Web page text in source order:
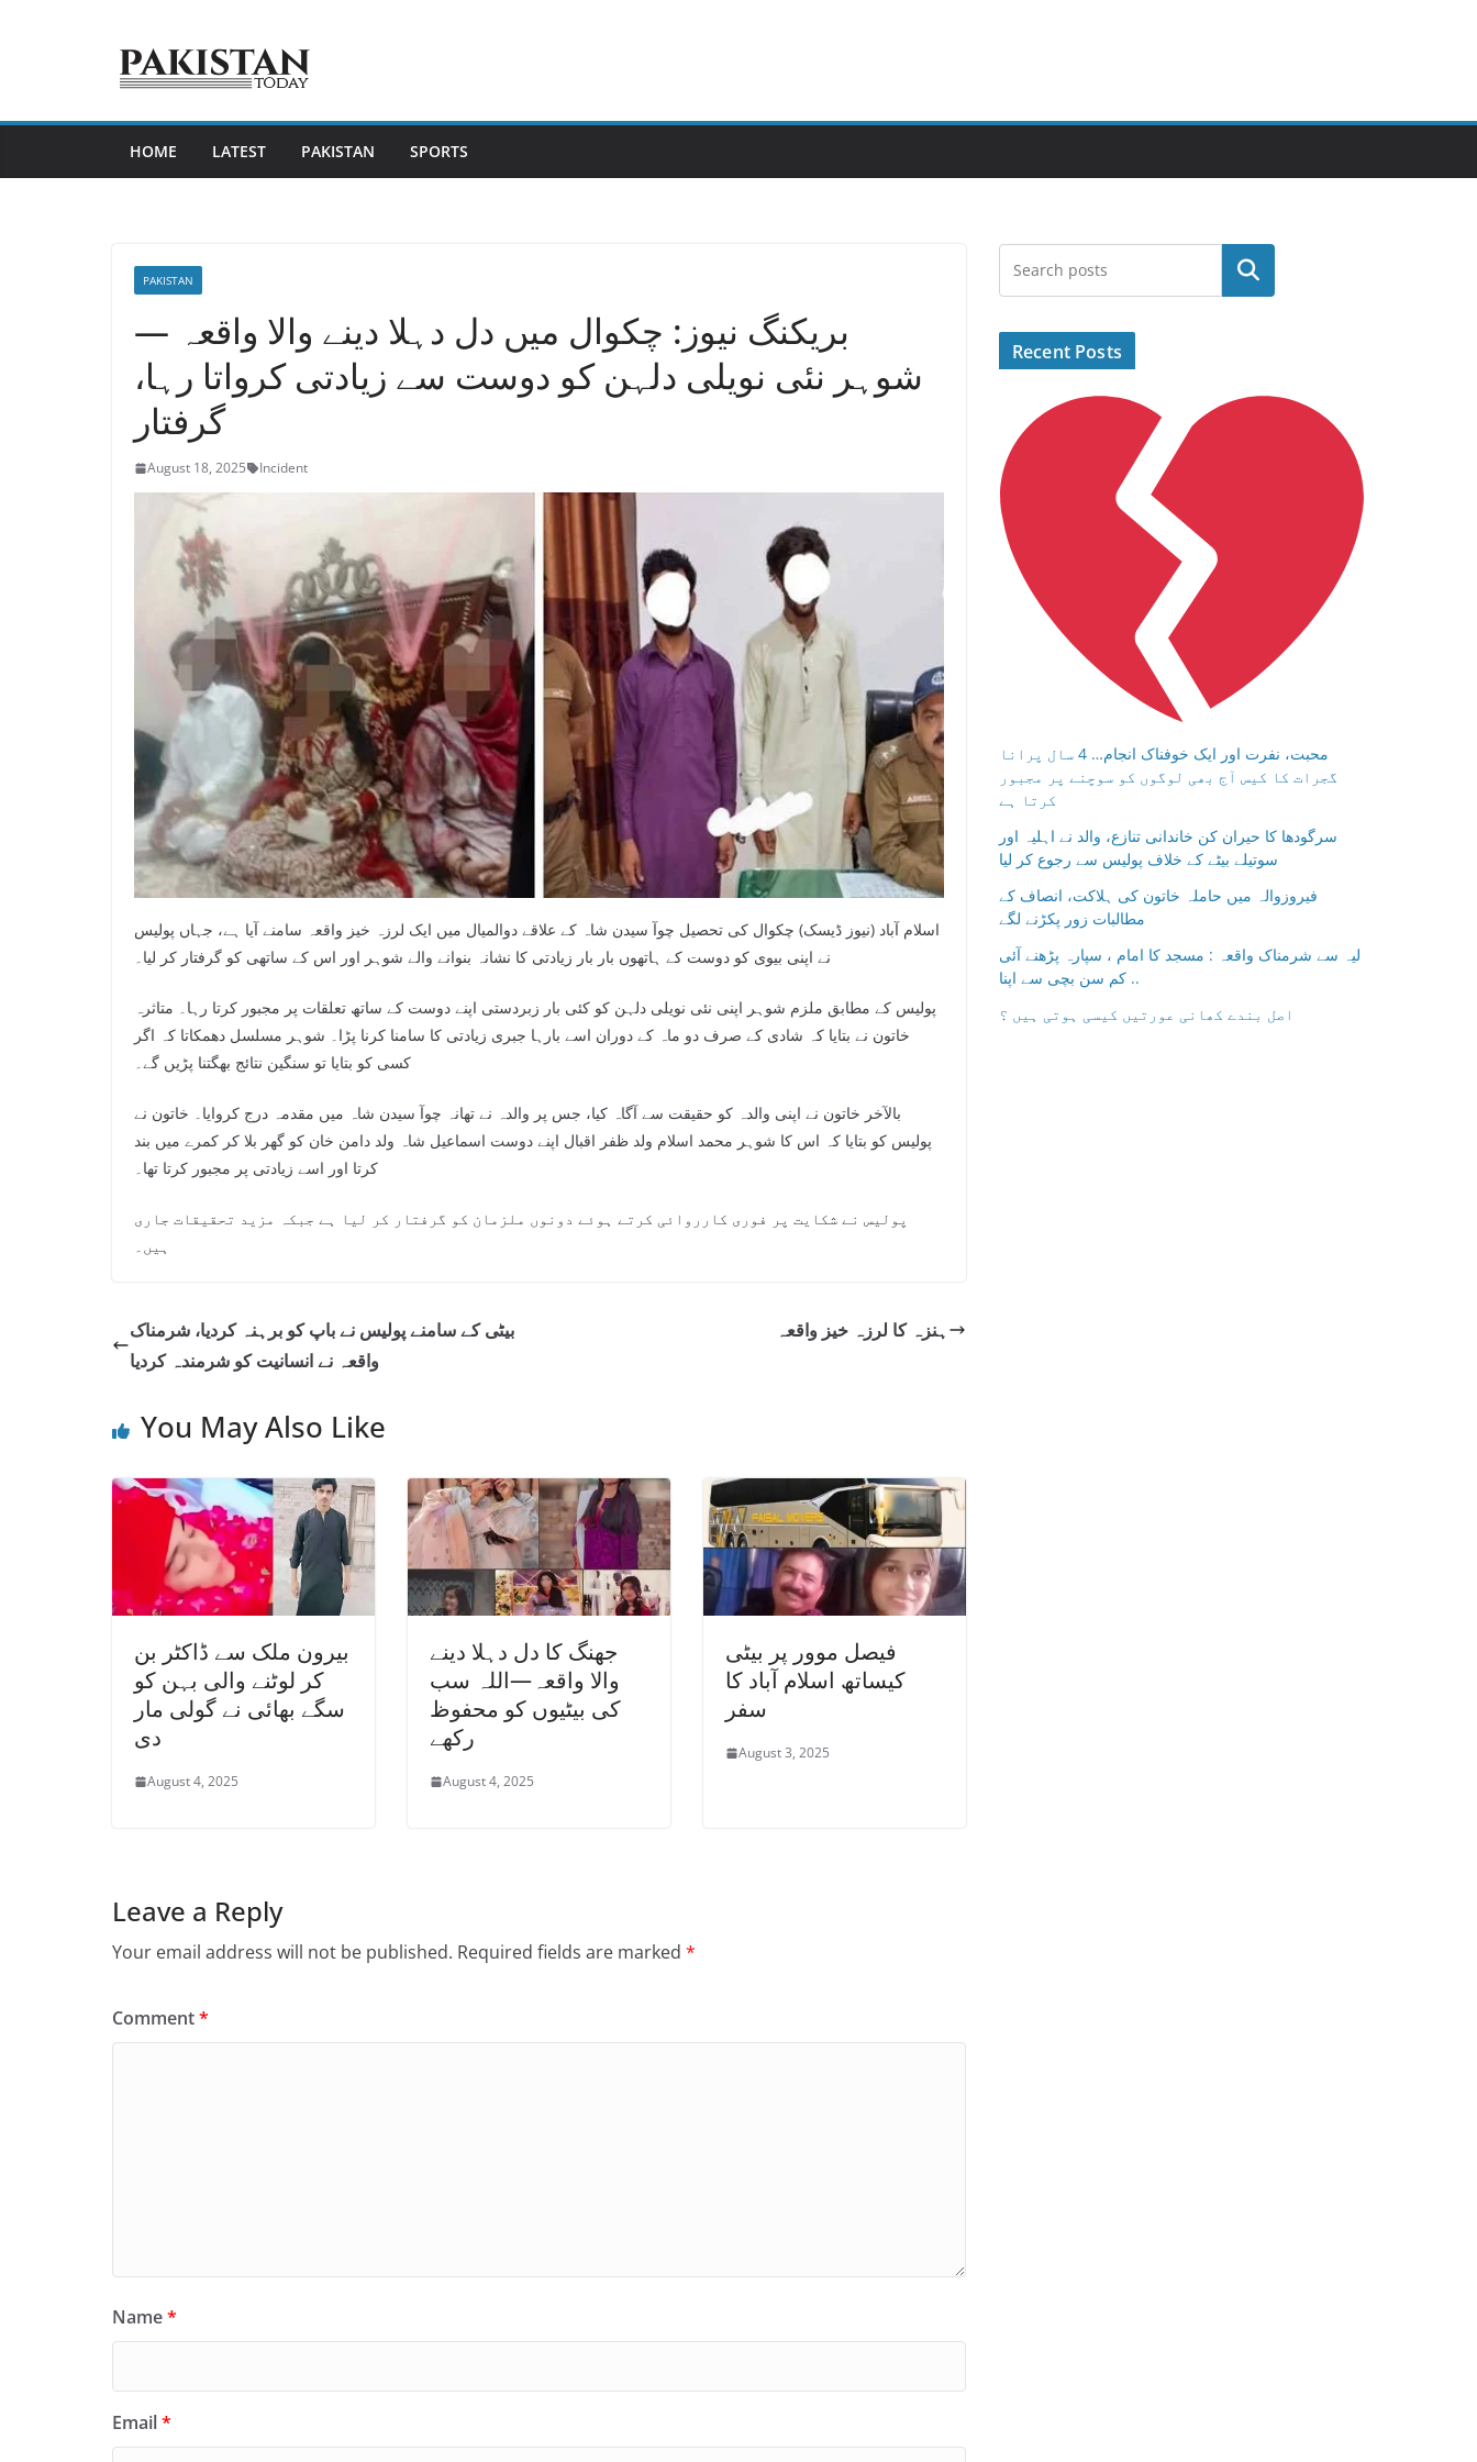
HOME LATEST PAKISTAN SPORTS
PAKISTAN
بریکنگ نیوز: چکوال میں دل دہلا دینے والا واقعہ —
شوہر نئی نویلی دلہن کو دوست سے زیادتی کرواتا رہا،
گرفتار
August 18, 2025 Incident
اسلام آباد (نیوز ڈیسک) چکوال کی تحصیل چوآ سیدن شاہ کے علاقے دوالمیال میں ایک لرزہ خیز واقعہ سامنے آیا ہے، جہاں پولیس
نے اپنی بیوی کو دوست کے ہاتھوں بار بار زیادتی کا نشانہ بنوانے والے شوہر اور اس کے ساتھی کو گرفتار کر لیا۔
پولیس کے مطابق ملزم شوہر اپنی نئی نویلی دلہن کو کئی بار زبردستی اپنے دوست کے ساتھ تعلقات پر مجبور کرتا رہا۔ متاثرہ
خاتون نے بتایا کہ شادی کے صرف دو ماہ کے دوران اسے بارہا جبری زیادتی کا سامنا کرنا پڑا۔ شوہر مسلسل دھمکاتا کہ اگر
کسی کو بتایا تو سنگین نتائج بھگتنا پڑیں گے۔
بالآخر خاتون نے اپنی والدہ کو حقیقت سے آگاہ کیا، جس پر والدہ نے تھانہ چوآ سیدن شاہ میں مقدمہ درج کروایا۔ خاتون نے
پولیس کو بتایا کہ اس کا شوہر محمد اسلام ولد ظفر اقبال اپنے دوست اسماعیل شاہ ولد دامن خان کو گھر بلا کر کمرے میں بند
کرتا اور اسے زیادتی پر مجبور کرتا تھا۔
پولیس نے شکایت پر فوری کارروائی کرتے ہوئے دونوں ملزمان کو گرفتار کر لیا ہے جبکہ مزید تحقیقات جاری
ہیں۔
بیٹی کے سامنے پولیس نے باپ کو برہنہ کردیا، شرمناک
واقعہ نے انسانیت کو شرمندہ کردیا
ہنزہ کا لرزہ خیز واقعہ
You May Also Like
بیرون ملک سے ڈاکٹر بن
کر لوٹنے والی بہن کو
سگے بھائی نے گولی مار
دی
August 4, 2025
جھنگ کا دل دہلا دینے
والا واقعہ—اللہ سب
کی بیٹیوں کو محفوظ
رکھے
August 4, 2025
فیصل موور پر بیٹی
کیساتھ اسلام آباد کا
سفر
August 3, 2025
Leave a Reply
Your email address will not be published. Required fields are marked *
Comment*
Name*
Email*
Search
Recent Posts
محبت، نفرت اور ایک خوفناک انجام… 4 سال پرانا
گجرات کا کیس آج بھی لوگوں کو سوچنے پر مجبور
کرتا ہے
سرگودھا کا حیران کن خاندانی تنازع، والد نے اہلیہ اور
سوتیلے بیٹے کے خلاف پولیس سے رجوع کر لیا
فیروزوالہ میں حاملہ خاتون کی ہلاکت، انصاف کے
مطالبات زور پکڑنے لگے
لیہ سے شرمناک واقعہ : مسجد کا امام ، سپارہ پڑھنے آئی
کم سن بچی سے اپنا ..
اصل بندے کھانی عورتیں کیسی ہوتی ہیں ؟